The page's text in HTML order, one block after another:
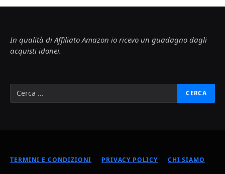
In qualità di Affiliato Amazon io ricevo un guadagno dagli
acquisti idonei.
TERMINI E CONDIZIONI PRIVACY POLICY CHI SIAMO